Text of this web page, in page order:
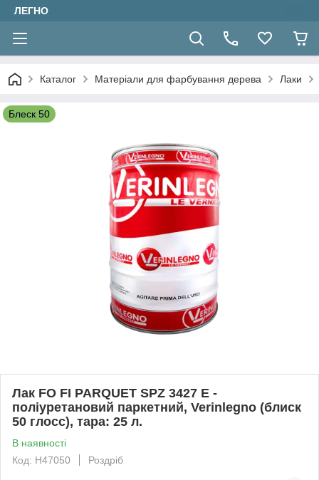
ЛЕГНО
Каталог Матеріали для фарбування дерева Лаки
Блеск 50
Лак FO FI PARQUET SPZ 3427 E -
поліуретановий паркетний, Verinlegno (блиск
50 глосс), тара: 25 л.
В наявності
Код: H47050
Роздріб